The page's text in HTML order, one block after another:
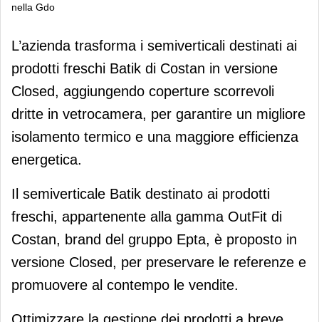
nella Gdo
Epta propone nuove soluzioni per
evitare lo spreco dei freschi nella Gdo
L’azienda trasforma i semiverticali destinati ai
prodotti freschi Batik di Costan in versione
Closed, aggiungendo coperture scorrevoli
dritte in vetrocamera, per garantire un migliore
isolamento termico e una maggiore efficienza
energetica.
Il semiverticale Batik destinato ai prodotti
freschi, appartenente alla gamma OutFit di
Costan, brand del gruppo Epta, è proposto in
versione Closed, per preservare le referenze e
promuovere al contempo le vendite.